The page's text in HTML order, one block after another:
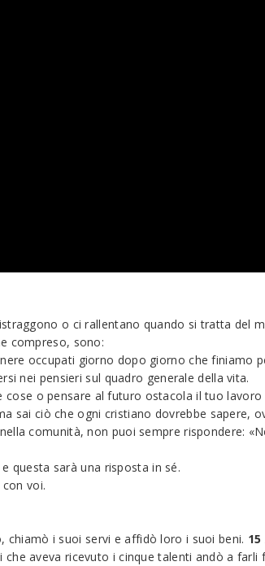
o ci rallentano quando si tratta del
compreso, sono:
occupati giorno dopo giorno che finiamo
nei pensieri sul quadro generale della vita.
o pensare al futuro ostacola il tuo lavoro
sai ciò che ogni cristiano dovrebbe sapere,
comunità, non puoi sempre rispondere:
questa sarà una risposta in sé.
voi.
chiamò i suoi servi e affidò loro i suoi beni. 15
che aveva ricevuto i cinque talenti andò a farli